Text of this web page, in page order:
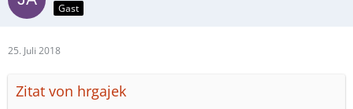
Gast
25. Juli 2018
Zitat von hrgajek